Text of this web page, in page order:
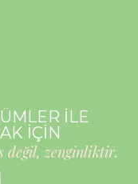
İLE
İÇİN
değil, zenginliktir.